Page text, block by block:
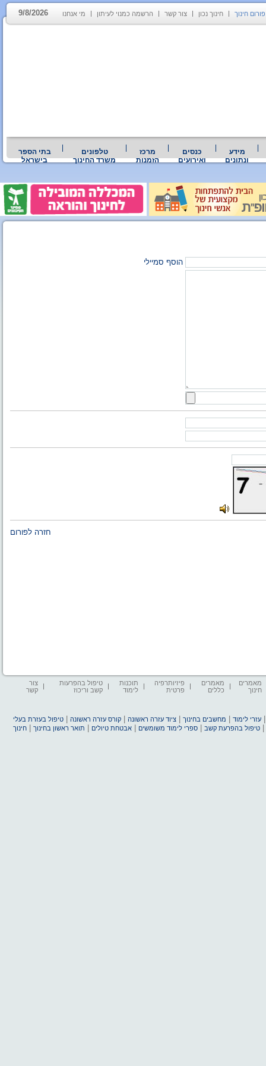
פורום חינוך חינוך נכון צור קשר הרשמה כמנוי לעיתון מי אנחנו 9/8/2026
מידע
ונתונים
כנסים
ואירועים
מרכז
הזמנות
טלפונים
משרד החינוך
בתי הספר
בישראל
הוסף סמיילי
חזרה לפורום
מאמרים
חינוך
מאמרים
כללים
פיזיותרפיה
פרטית
תוכנות
לימוד
טיפול בהפרעות
קשב וריכוז
צור
קשר
עזרי לימוד מחשבים בחינוך |ציוד עזרה ראשונה |קורס עזרה ראשונה |טיפול בעזרת בעלי
|טיפול בהפרעת קשב |ספרי לימוד משומשים |אבטחת טיולים תואר ראשון בחינוך |חינוך